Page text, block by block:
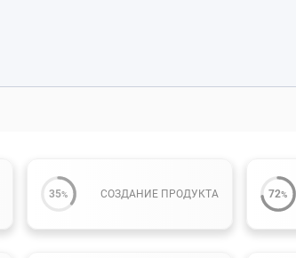
35% СОЗДАНИЕ ПРОДУКТА 72%